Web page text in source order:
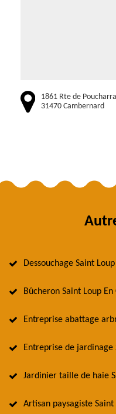
1861 Rte de
31470 Cambernard
Dessouchage Saint
Bûcheron Saint Loup
Entreprise abattage
Entreprise de jardinage
Jardinier taille de haie
Artisan paysagiste